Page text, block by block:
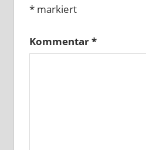
*markiert
Kommentar*